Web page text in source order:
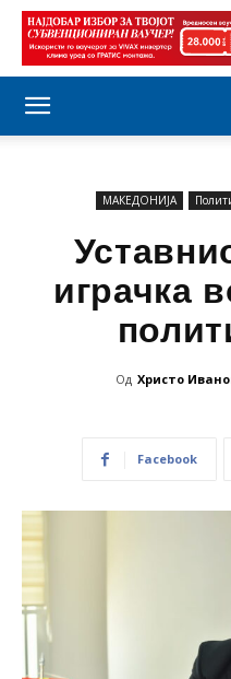
МАКЕДОНИЈА
играчка
Од Христо
Facebook